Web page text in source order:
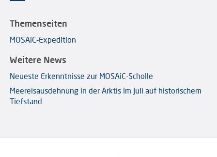
Themenseiten
MOSAiC-Expedition
Weitere News
Neueste Erkenntnisse zur MOSAiC-Scholle
Meereisausdehnung in der Arktis im Juli auf historischem
Tiefstand